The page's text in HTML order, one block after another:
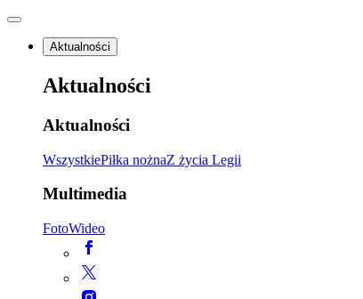
Aktualności
Aktualności
Aktualności
WszystkiePiłka nożnaZ życia Legii
Multimedia
FotoWideo